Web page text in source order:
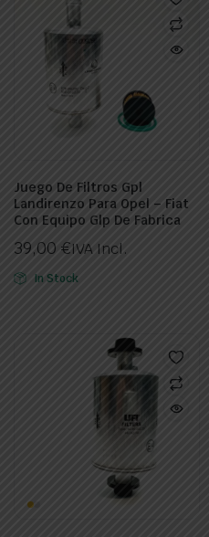
Juego De Filtros Gpl
Landirenzo Para Opel – Fiat
Con Equipo Glp De Fabrica
39,00 €IVA Incl.
In Stock